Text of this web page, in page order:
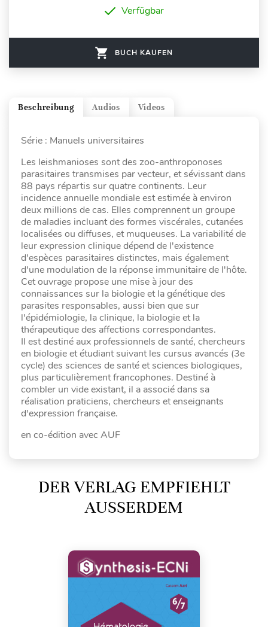
Verfügbar
BUCH KAUFEN
Videos
Audios
Beschreibung
Série : Manuels universitaires
Les leishmanioses sont des zoo-anthroponoses
parasitaires transmises par vecteur, et sévissant dans
88 pays répartis sur quatre continents. Leur
incidence annuelle mondiale est estimée à environ
deux millions de cas. Elles comprennent un groupe
de maladies incluant des formes viscérales, cutanées
localisées ou diffuses, et muqueuses. La variabilité de
leur expression clinique dépend de l'existence
d'espèces parasitaires distinctes, mais également
d'une modulation de la réponse immunitaire de l'hôte.
Cet ouvrage propose une mise à jour des
connaissances sur la biologie et la génétique des
parasites responsables, aussi bien que sur
l'épidémiologie, la clinique, la biologie et la
thérapeutique des affections correspondantes.
Il est destiné aux professionnels de santé, chercheurs
en biologie et étudiant suivant les cursus avancés (3e
cycle) des sciences de santé et sciences biologiques,
plus particulièrement francophones. Destiné à
combler un vide existant, il a associé dans sa
réalisation praticiens, chercheurs et enseignants
d'expression française.
en co-édition avec AUF
DER VERLAG EMPFIEHLT
AUSSERDEM